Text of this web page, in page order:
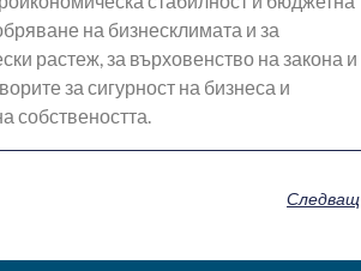
на бизнесклимата и за
растеж, за върховенство на закона и
за сигурност на бизнеса и
собствеността.
Следващ